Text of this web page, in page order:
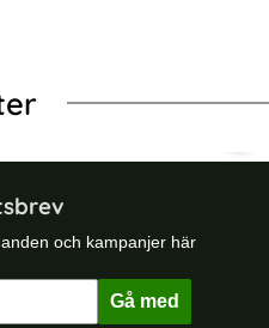
Akryl Transparent
Galaxy S23 Ultra Skal
och kampanjer här
Gå med